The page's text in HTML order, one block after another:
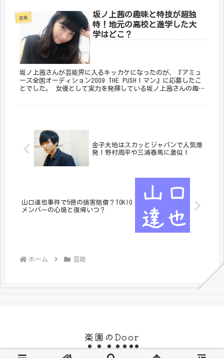
芸能
坂ノ上茜の趣味と特技が超独
特！地元の高校と進学した大
学はどこ？
坂ノ上茜さんが芸能界に入るキッカケになったのが、『アミュ
ーズ全国オーディション2009 THE PUSH！マン』に応募したこ
とでした。 女優として実力を発揮している坂ノ上茜さんの趣
金子大地はスカッとジャパンで人気爆
発！野村周平や三浦春馬に激似！
山口達也事件で5億の損害賠償？TOKIO
メンバーの心境と復帰いつ？
ホーム 芸能
楽園のDoor